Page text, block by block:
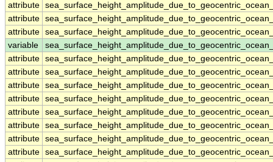
attribute
attribute
attribute
variable
attribute
attribute
attribute
attribute
attribute
attribute
attribute
attribute